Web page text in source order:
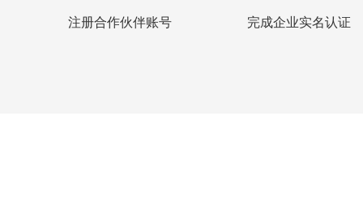
注册合作伙伴账号 完成企业实名认证